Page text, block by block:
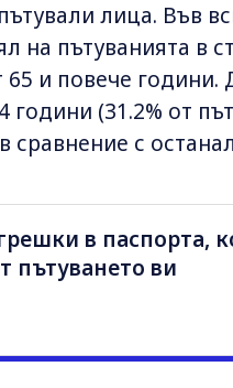
лица. Във
на пътуванията в
65 и повече години.
(31.2% от
сравнение с
в паспорта,
пътуването ви